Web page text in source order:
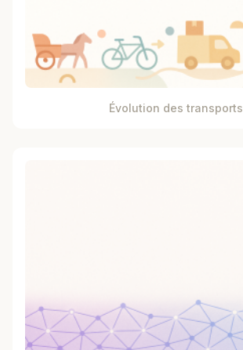
Évolution des transports